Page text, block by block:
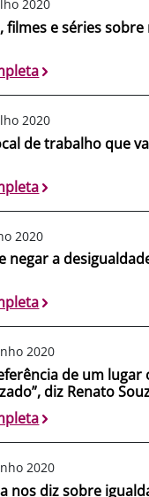
2020
filmes e séries
2020
de trabalho que
2020
negar a
2020
de um lugar
diz Renato
2020
nos diz sobre